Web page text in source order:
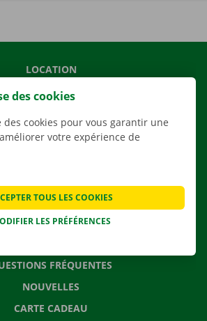
LOCATION
NOS VÉHICULES
AGENCES
FRÉQUENTES
NOUVELLES
CARTE CADEAU
des cookies
des cookies pour vous garantir une
votre expérience de
LES PRÉFÉRENCES
TOUS LES COOKIES